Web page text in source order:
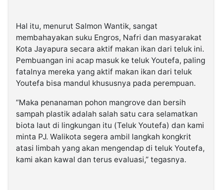
Hal itu, menurut Salmon Wantik, sangat
membahayakan suku Engros, Nafri dan masyarakat
Kota Jayapura secara aktif makan ikan dari teluk ini.
Pembuangan ini acap masuk ke teluk Youtefa, paling
fatalnya mereka yang aktif makan ikan dari teluk
Youtefa bisa mandul khususnya pada perempuan.
“Maka penanaman pohon mangrove dan bersih
sampah plastik adalah salah satu cara selamatkan
biota laut di lingkungan itu (Teluk Youtefa) dan kami
minta PJ. Walikota segera ambil langkah kongkrit
atasi limbah yang akan mengendap di teluk Youtefa,
kami akan kawal dan terus evaluasi,” tegasnya.